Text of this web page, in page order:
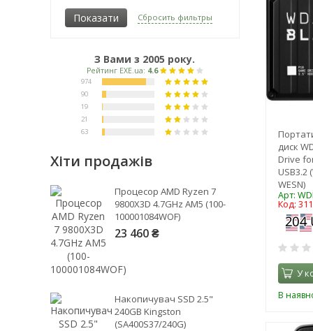
диск
Drive
USB3.2
WESN)
Арт:
Код:
У
В
1 Тб
1,5 Тб
5 Тб
6 Тб
8 Тб
10 Тб
12 Тб
16 Тб
24 Тб
28 Тб
40 Тб
60 Тб
Сбросить фильтры
З Вами з 2005 року.
Хіти продажів
Процесор AMD Ryzen 7
9800X3D 4.7GHz AM5 (100-
100001084WOF)
23 460 ₴
Накопичувач SSD 2.5"
240GB Kingston
(SA400S37/240G)